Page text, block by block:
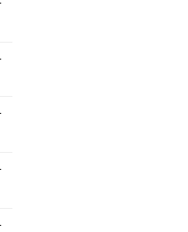
まとめ】
ーケット」
ッチン」
観光農園」